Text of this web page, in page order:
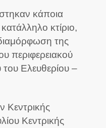
κάποια
κτίριο,
της
περιφερειακού
Ελευθερίου –
Κεντρικής
Κεντρικής